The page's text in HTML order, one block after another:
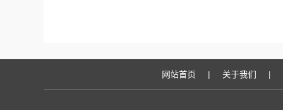
网站首页 | 关于我们 |